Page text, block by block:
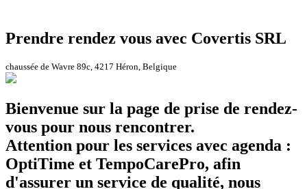
Prendre rendez vous avec Covertis SRL
chaussée de Wavre 89c, 4217 Héron, Belgique
Bienvenue sur la page de prise de rendez-
vous pour nous rencontrer.
Attention pour les services avec agenda :
OptiTime et TempoCarePro, afin
d'assurer un service de qualité, nous